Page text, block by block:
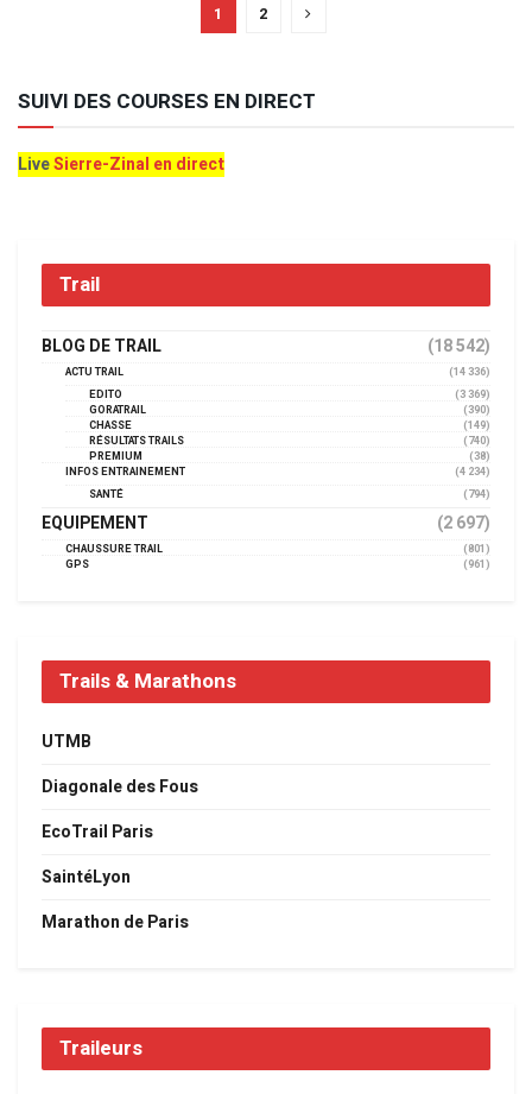
1 2
SUIVI DES COURSES EN DIRECT
LiveSierre-Zinal en direct
Trail
BLOG DE TRAIL (18 542)
ACTU TRAIL
(14 336)
EDITO
(3 369)
GORATRAIL
(390)
CHASSE
(149)
RÉSULTATS TRAILS
(740)
PREMIUM
(38)
INFOS ENTRAINEMENT
(4 234)
SANTÉ
(794)
EQUIPEMENT (2 697)
CHAUSSURE TRAIL
(801)
GPS
(961)
Trails & Marathons
UTMB
Diagonale des Fous
EcoTrail Paris
SaintéLyon
Marathon de Paris
Traileurs